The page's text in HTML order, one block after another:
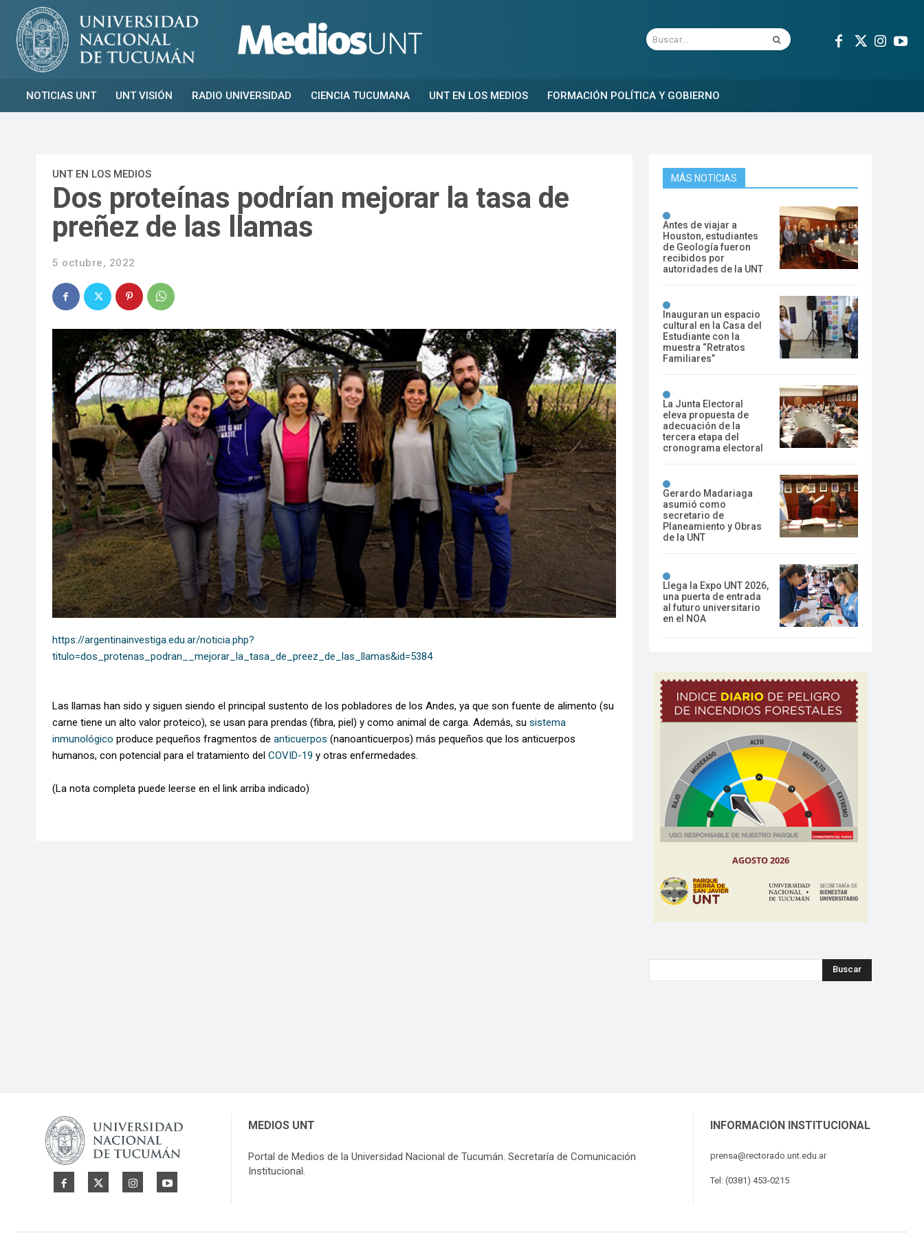
Buscar...
NOTICIAS UNT UNT VISIÓN RADIO UNIVERSIDAD CIENCIA TUCUMANA UNT EN LOS MEDIOS FORMACIÓN POLÍTICA Y GOBIERNO
UNT EN LOS MEDIOS
Dos proteínas podrían mejorar la tasa de
preñez de las llamas
5 octubre, 2022
https://argentinainvestiga.edu.ar/noticia.php?
titulo=dos_protenas_podran__mejorar_la_tasa_de_preez_de_las_llamas&id=5384
Las llamas han sido y siguen siendo el principal sustento de los pobladores de los Andes, ya que son fuente de alimento (su
carne tiene un alto valor proteico), se usan para prendas (fibra, piel) y como animal de carga. Además, su sistema
inmunológico produce pequeños fragmentos de anticuerpos (nanoanticuerpos) más pequeños que los anticuerpos
humanos, con potencial para el tratamiento del COVID-19 y otras enfermedades.
(La nota completa puede leerse en el link arriba indicado)
MÁS NOTICIAS
Antes de viajar a
Houston, estudiantes
de Geología fueron
recibidos por
autoridades de la UNT
Inauguran un espacio
cultural en la Casa del
Estudiante con la
muestra “Retratos
Familiares”
La Junta Electoral
eleva propuesta de
adecuación de la
tercera etapa del
cronograma electoral
Gerardo Madariaga
asumió como
secretario de
Planeamiento y Obras
de la UNT
Llega la Expo UNT 2026,
una puerta de entrada
al futuro universitario
en el NOA
Buscar
MEDIOS UNT
Portal de Medios de la Universidad Nacional de Tucumán. Secretaría de Comunicación
Institucional.
INFORMACIÓN INSTITUCIONAL
prensa@rectorado.unt.edu.ar
Tel: (0381) 453-0215